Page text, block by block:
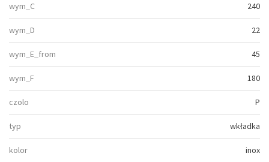
wym_C 240
wym_D 22
wym_E_from 45
wym_F 180
czolo P
typ wkładka
kolor inox